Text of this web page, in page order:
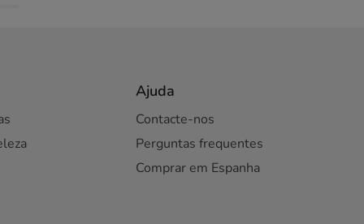
Ajuda
Contacte-nos
Perguntas frequentes
Comprar em Espanha